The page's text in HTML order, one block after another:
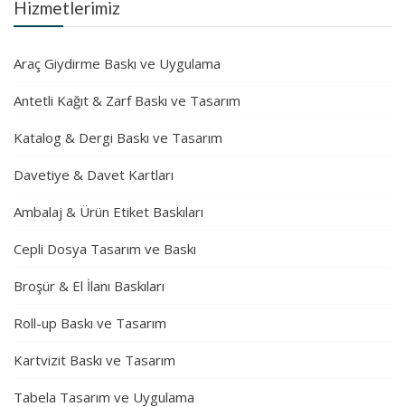
Hizmetlerimiz
Araç Giydirme Baskı ve Uygulama
Antetli Kağıt & Zarf Baskı ve Tasarım
Katalog & Dergi Baskı ve Tasarım
Davetiye & Davet Kartları
Ambalaj & Ürün Etiket Baskıları
Cepli Dosya Tasarım ve Baskı
Broşür & El İlanı Baskıları
Roll-up Baskı ve Tasarım
Kartvizit Baskı ve Tasarım
Tabela Tasarım ve Uygulama